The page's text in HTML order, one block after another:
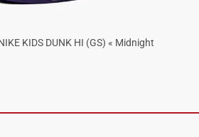
KIDS DUNK HI (GS) « Midnight